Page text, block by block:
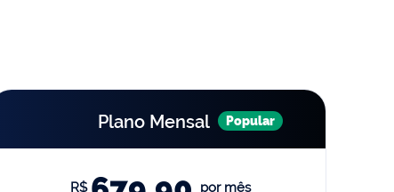
Plano Mensal Popular
R$ por mês